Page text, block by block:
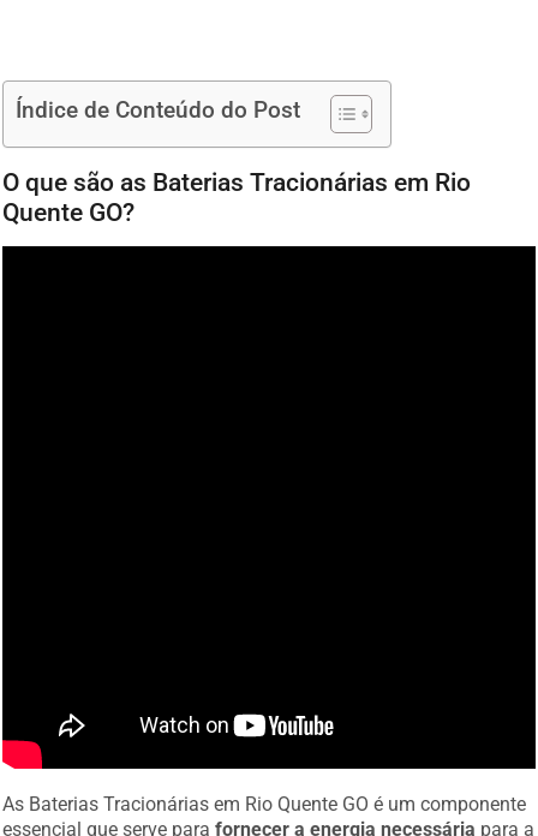
Índice de Conteúdo do Post
O que são as Baterias Tracionárias em Rio
Quente GO?
As Baterias Tracionárias em Rio Quente GO é um componente
essencial que serve parafornecer a energia necessária para a